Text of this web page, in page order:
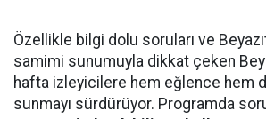
Özellikle bilgi dolu soruları ve
samimi sunumuyla dikkat çeken
hafta izleyicilere hem eğlence hem
sunmayı sürdürüyor. Programda